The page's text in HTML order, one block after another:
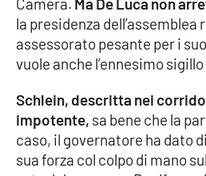
EDIZIONI
LOCALI
Catanzaro
Crotone
la presidenza dell’assemblea
assessorato pesante per i
vuole anche l’ennesimo
Schlein, descritta nei
impotente, sa bene che la
caso, il governatore ha dato
sua forza col colpo di mano